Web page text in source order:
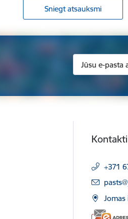
Sniegt atsauksmi
Kontakti
+371
E-
Jomas